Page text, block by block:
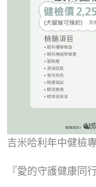
吉米哈利年中健檢
『愛的守護健康同